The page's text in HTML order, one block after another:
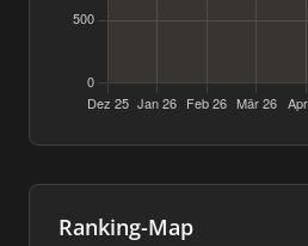
Ranking-Map